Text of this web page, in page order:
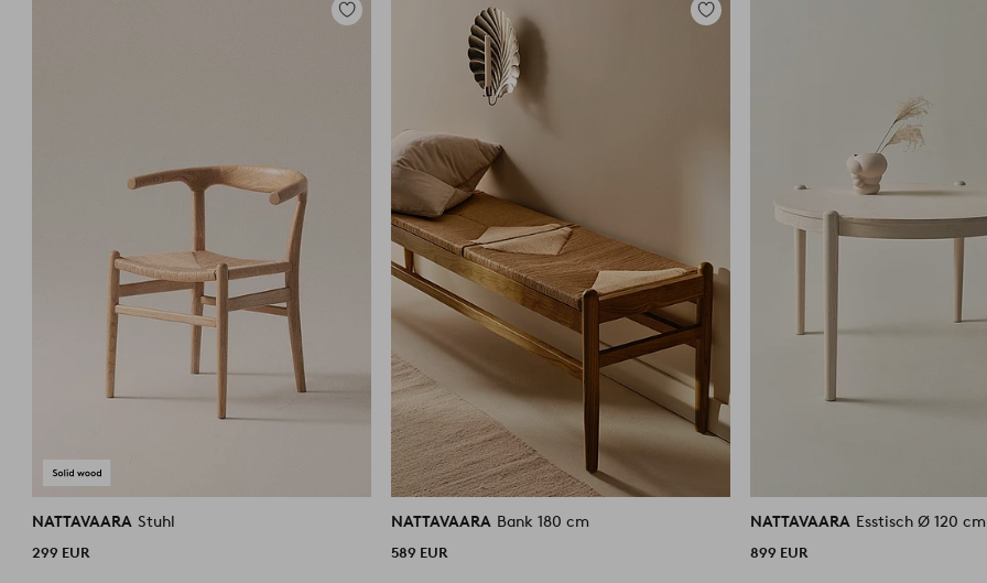
Zu
NATTAVAARA Stuhl
299 EUR
Zu
NATTAVAARA Bank 180 cm
589 EUR
NATTAVAARA Esstisch Ø 120 cm
899 EUR